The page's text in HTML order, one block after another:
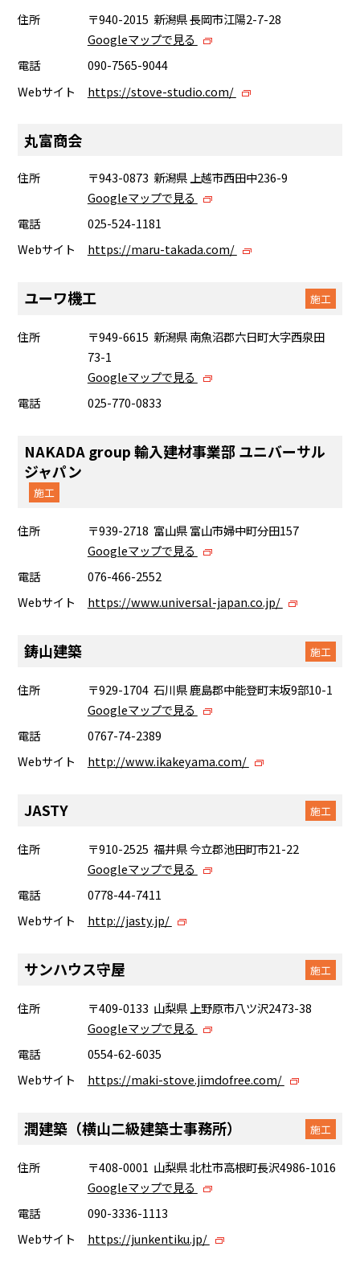
住所
〒940-2015 新潟県 長岡市江陽2-7-28
Googleマップで見る
電話
090-7565-9044
Webサイト
https://stove-studio.com/
丸富商会
住所
〒943-0873 新潟県 上越市西田中236-9
Googleマップで見る
電話
025-524-1181
Webサイト
https://maru-takada.com/
ユーワ機工 施工
住所
〒949-6615 新潟県 南魚沼郡六日町大字西泉田
73-1
Googleマップで見る
電話
025-770-0833
NAKADA group 輸入建材事業部 ユニバーサル
ジャパン
施工
住所
〒939-2718 富山県 富山市婦中町分田157
Googleマップで見る
電話
076-466-2552
Webサイト
https://www.universal-japan.co.jp/
鋳山建築 施工
住所
〒929-1704 石川県 鹿島郡中能登町末坂9部10-1
Googleマップで見る
電話
0767-74-2389
Webサイト
http://www.ikakeyama.com/
JASTY 施工
住所
〒910-2525 福井県 今立郡池田町市21-22
Googleマップで見る
電話
0778-44-7411
Webサイト
http://jasty.jp/
サンハウス守屋 施工
住所
〒409-0133 山梨県 上野原市八ツ沢2473-38
Googleマップで見る
電話
0554-62-6035
Webサイト
https://maki-stove.jimdofree.com/
潤建築（横山二級建築士事務所） 施工
住所
〒408-0001 山梨県 北杜市高根町長沢4986-1016
Googleマップで見る
電話
090-3336-1113
Webサイト
https://junkentiku.jp/